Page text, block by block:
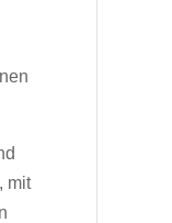
mit